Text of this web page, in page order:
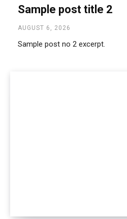
Sample post title 2
AUGUST 6, 2026
Sample post no 2 excerpt.